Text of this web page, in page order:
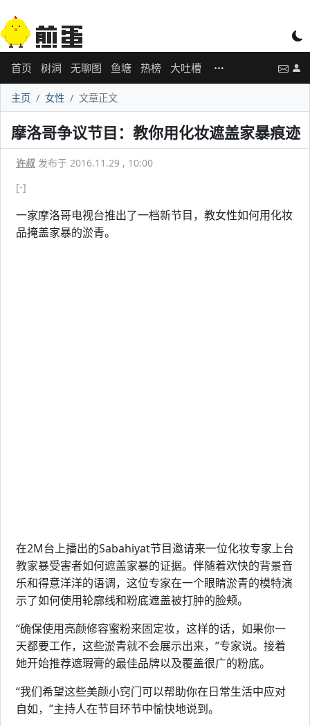
首页 树洞 无聊图 鱼塘 热榜 大吐槽
主页 女性 文章正文
摩洛哥争议节目：教你用化妆遮盖家暴痕迹
许叔 发布于 2016.11.29 , 10:00
[-]
一家摩洛哥电视台推出了一档新节目，教女性如何用化妆
品掩盖家暴的淤青。
在2M台上播出的Sabahiyat节目邀请来一位化妆专家上台
教家暴受害者如何遮盖家暴的证据。伴随着欢快的背景音
乐和得意洋洋的语调，这位专家在一个眼睛淤青的模特演
示了如何使用轮廓线和粉底遮盖被打肿的脸颊。
“确保使用亮颜修容蜜粉来固定妆，这样的话，如果你一
天都要工作，这些淤青就不会展示出来，”专家说。接着
她开始推荐遮瑕膏的最佳品牌以及覆盖很广的粉底。
“我们希望这些美颜小窍门可以帮助你在日常生活中应对
自如，”主持人在节目环节中愉快地说到。